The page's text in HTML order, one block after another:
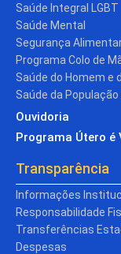
Saúde Integral LGBT
Saúde Mental
Segurança
Programa Colo de
Saúde do Homem e
Saúde da
Ouvidoria
Programa Útero é
Transparência
Informações
Responsabilidade
Transferências
Despesas